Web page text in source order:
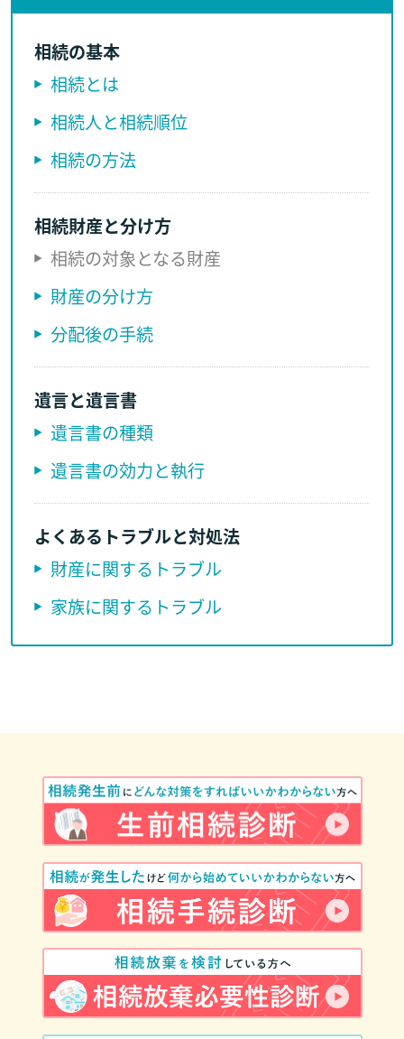
相続の基本
相続とは
相続人と相続順位
相続の方法
相続財産と分け方
相続の対象となる財産
財産の分け方
分配後の手続
遺言と遺言書
遺言書の種類
遺言書の効力と執行
よくあるトラブルと対処法
財産に関するトラブル
家族に関するトラブル